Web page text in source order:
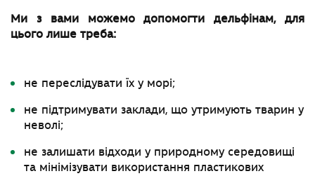
Ми з вами можемо допомогти дельфінам, для
цього лише треба:
не переслідувати їх у морі;
не підтримувати заклади, що утримують тварин у
неволі;
не залишати відходи у природному середовищі
та мінімізувати використання пластикових